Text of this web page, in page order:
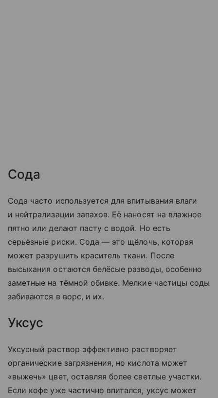
Сода
Сода часто используется для впитывания влаги
и нейтрализации запахов. Её наносят на влажное
пятно или делают пасту с водой. Но есть
серьёзные риски. Сода — это щёлочь, которая
может разрушить краситель ткани. После
высыхания остаются белёсые разводы, особенно
заметные на тёмной обивке. Мелкие частицы соды
забиваются в ворс, и их.
Уксус
Уксусный раствор эффективно растворяет
органические загрязнения, но кислота может
«выжечь» цвет, оставляя более светлые участки.
Если кофе уже частично впитался, уксус может